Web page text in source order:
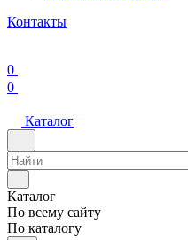
Контакты
0
0
Каталог
Каталог
По всему сайту
По каталогу